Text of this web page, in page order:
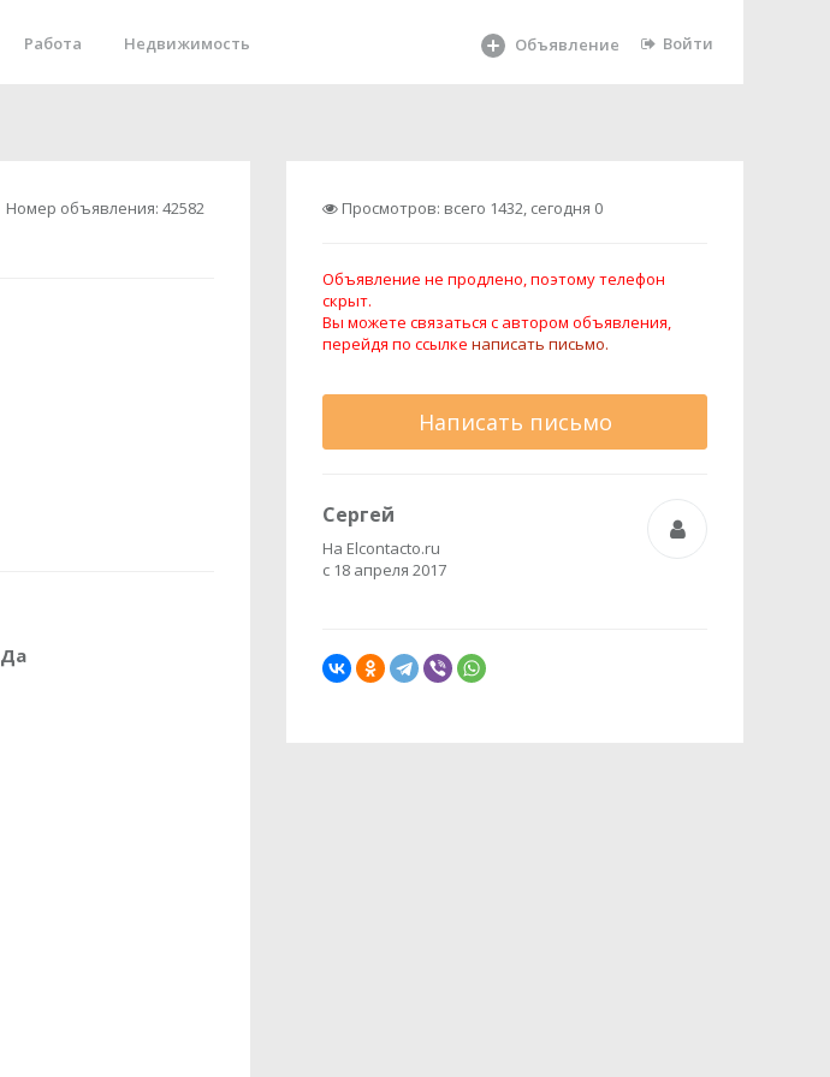
Работа Недвижимость Объявление Войти
Номер объявления: 42582
Да
Просмотров: всего 1432, сегодня 0
Объявление не продлено, поэтому телефон
скрыт.
Вы можете связаться с автором объявления,
перейдя по ссылке написать письмо.
Написать письмо
Сергей
На Elcontacto.ru
с 18 апреля 2017